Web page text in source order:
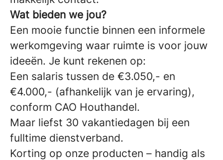
Wat bieden we jou?
Een mooie functie binnen een informele
werkomgeving waar ruimte is voor jouw
ideeën. Je kunt rekenen op:
Een salaris tussen de €3.050,- en
€4.000,- (afhankelijk van je ervaring),
conform CAO Houthandel.
Maar liefst 30 vakantiedagen bij een
fulltime dienstverband.
Korting op onze producten – handig als